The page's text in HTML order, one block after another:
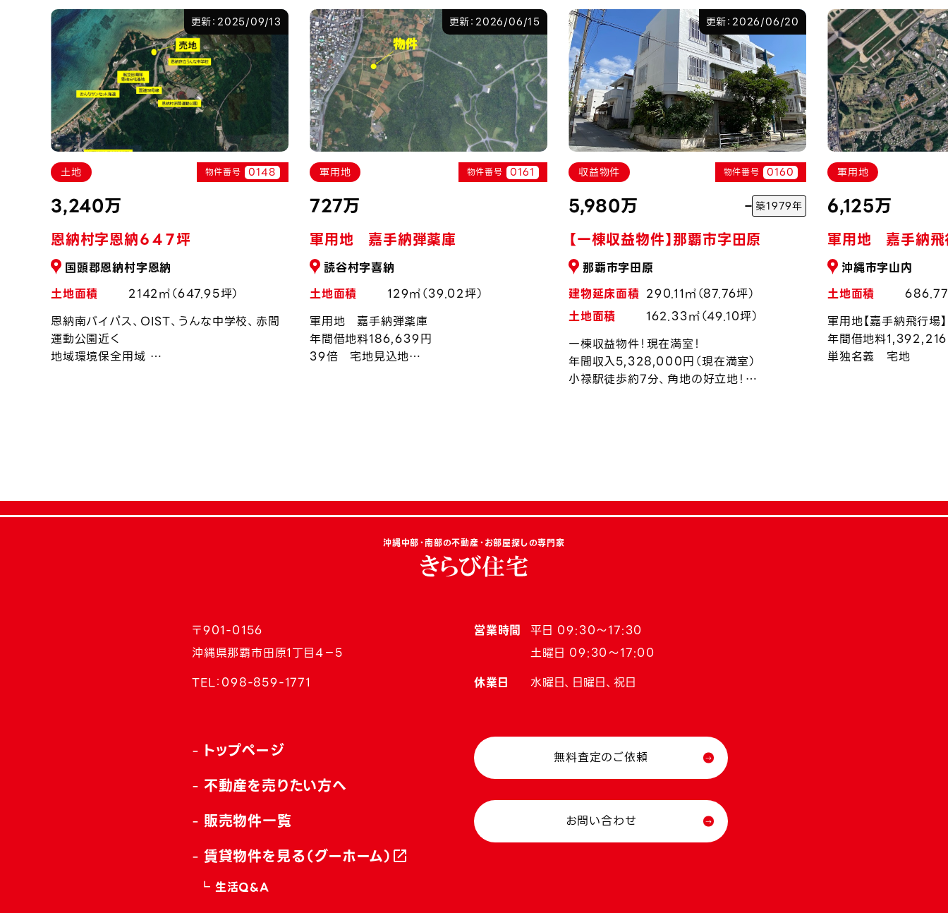
更新：2025/09/13
土地 物件番号 0148
3,240万
恩納村字恩納６４７坪
国頭郡恩納村字恩納
土地面積
2142㎡（647.95坪）
恩納南バイパス、OIST、うんな中学校、赤間
運動公園近く
地域環境保全用域
更新：2026/06/15
軍用地 物件番号 0161
727万
軍用地 嘉手納弾薬庫
読谷村字喜納
土地面積
129㎡（39.02坪）
軍用地 嘉手納弾薬庫
年間借地料186,639円
39倍 宅地見込地
更新：2026/06/20
収益物件 物件番号 0160
5,980万 築1979年
【一棟収益物件】那覇市字田原
那覇市字田原
建物延床面積 290.11㎡（87.76坪）
土地面積
162.33㎡（49.10坪）
一棟収益物件！現在満室！
年間収入5,328,000円（現在満室）
小禄駅徒歩約7分、角地の好立地！
軍用地
6,125万
軍用地 嘉手納飛
沖縄市字山内
土地面積
686.77
軍用地【嘉手納飛行場】
年間借地料
単独名義 宅地
沖縄中部・南部の不動産・お部屋探しの専門家
〒901-0156
沖縄県那覇市田原1丁目4−5
TEL： 098-859-1771
営業時間 平日 09:30〜17:30
土曜日 09:30〜17:00
休業日
水曜日、日曜日、祝日
トップページ
不動産を売りたい方へ
販売物件一覧
賃貸物件を見る（グーホーム）
生活Q&A
無料査定のご依頼
お問い合わせ